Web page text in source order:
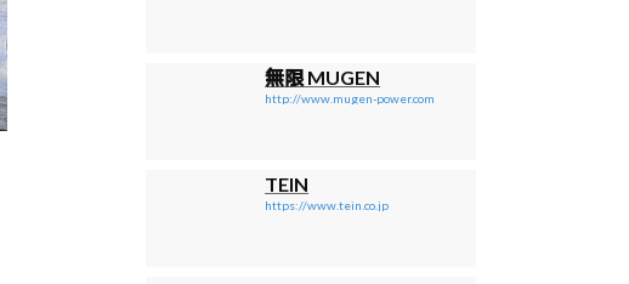
無限 MUGEN
http://www.mugen-power.com
TEIN
https://www.tein.co.jp